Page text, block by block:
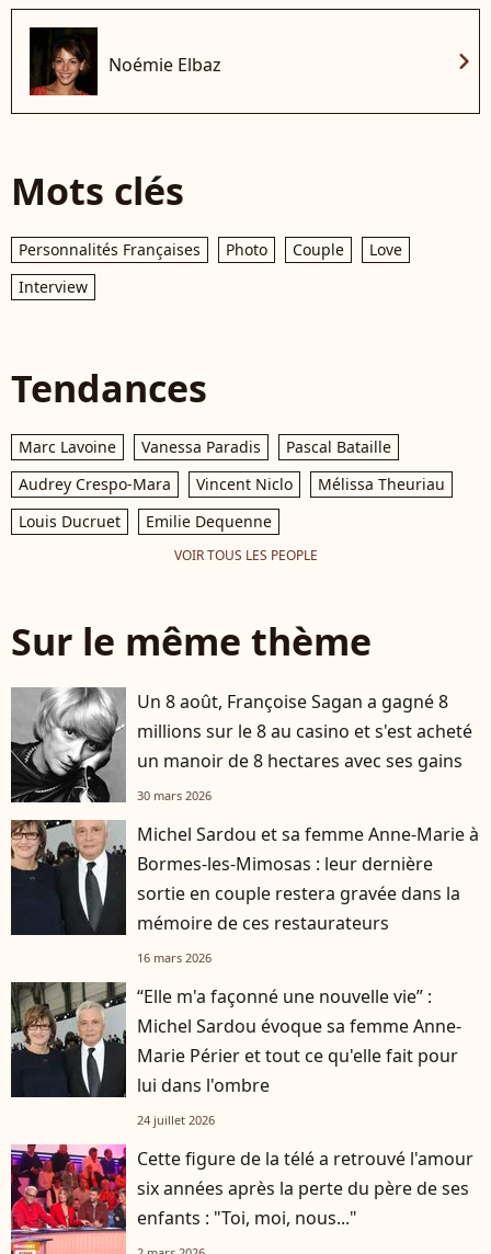
Noémie Elbaz chevron_right
Mots clés
Personnalités Françaises Photo Couple
Love
Interview
Tendances
Marc Lavoine Vanessa Paradis
Pascal Bataille
Audrey Crespo-Mara
Vincent Niclo
Mélissa Theuriau
Louis Ducruet
Emilie Dequenne
VOIR TOUS LES PEOPLE
Sur le même thème
Un 8 août, Françoise Sagan a gagné 8
millions sur le 8 au casino et s'est acheté
un manoir de 8 hectares avec ses gains
30 mars 2026
Michel Sardou et sa femme Anne-Marie à
Bormes-les-Mimosas : leur dernière
sortie en couple restera gravée dans la
mémoire de ces restaurateurs
16 mars 2026
“Elle m'a façonné une nouvelle vie” :
Michel Sardou évoque sa femme Anne-
Marie Périer et tout ce qu'elle fait pour
lui dans l'ombre
24 juillet 2026
Cette figure de la télé a retrouvé l'amour
six années après la perte du père de ses
enfants : "Toi, moi, nous..."